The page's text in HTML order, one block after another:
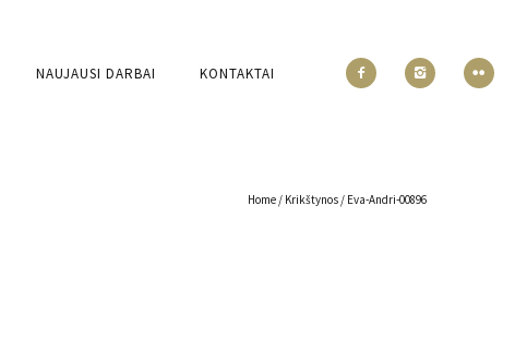
NAUJAUSI DARBAI KONTAKTAI
Home / Krikštynos / Eva-Andri-00896